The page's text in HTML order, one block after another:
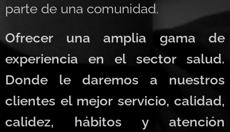
parte de una comunidad.
Ofrecer una amplia gama de
experiencia en el sector salud.
Donde le daremos a nuestros
clientes el mejor servicio, calidad,
calidez, hábitos y atención